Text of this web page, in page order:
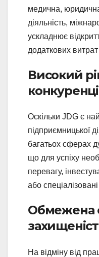
медична,
діяльність,
ускладнює
додаткових
Високий
Оскільки JDG є
підприємницької
багатьох сферах
що для успіху
перевагу,
або
Обмежена
На відміну від